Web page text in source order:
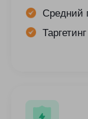
Средний